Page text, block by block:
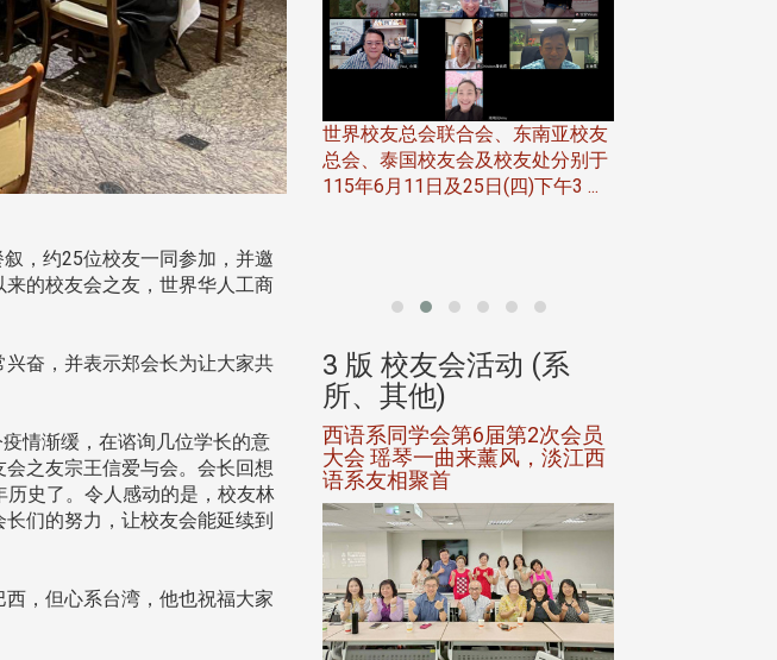
，约25位校友一同参加，并邀
的校友会之友，世界华人工商
奋，并表示郑会长为让大家共
情渐缓，在谘询几位学长的意
之友宗王信爱与会。会长回想
史了。令人感动的是，校友林
们的努力，让校友会能延续到
，但心系台湾，他也祝福大家
南加州校友会于115年6月27日(日)
在美国洛杉矶华侨文教服务中心
世界校友总会联合会、东南亚校友
总会、泰国校友会及校友处分别于
115年6月11日及25日(四)下午3 ...
3 版 校友会活动 (系
邱孝贤接任跨业合作协进会第2
届理事长
3 版 校友会活动 (系
所、其他)
西语系同学会第6届第2次会员
大会 瑶琴一曲来薰风，淡江西
语系友相聚首